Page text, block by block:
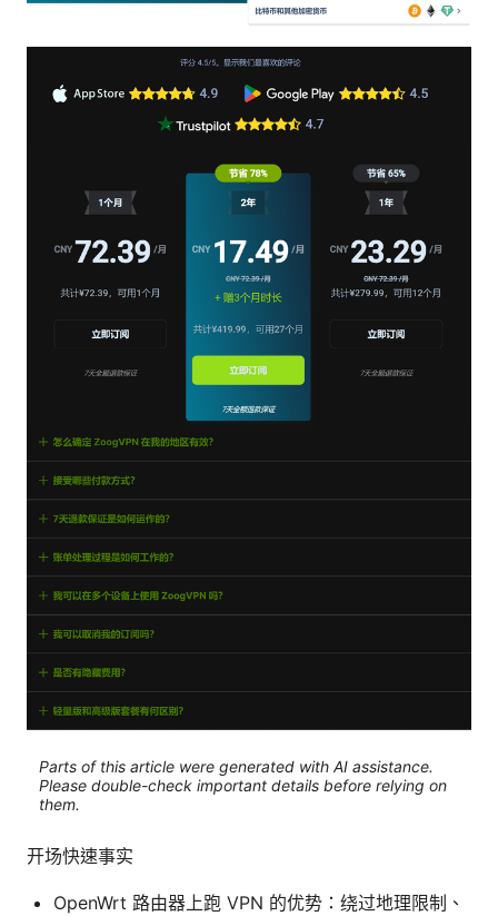
Parts of this article were generated with AI assistance.
Please double-check important details before relying on
them.
开场快速事实
OpenWrt 路由器上跑 VPN 的优势：绕过地理限制、